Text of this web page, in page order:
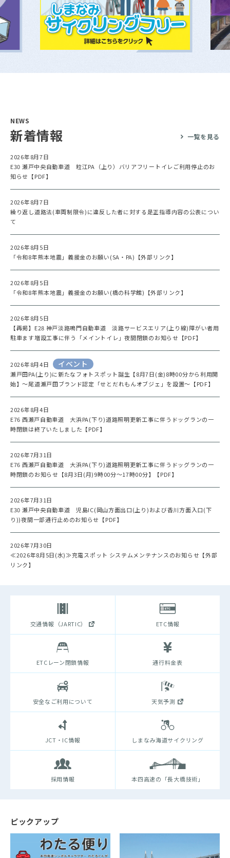
NEWS
新着情報 一覧を見る
2026年8月7日
E30 瀬戸中央自動車道 粒江PA（上り）バリアフリートイレご利用停止のお
知らせ【PDF】
2026年8月7日
繰り返し道路法(車両制限令)に違反した者に対する是正指導内容の公表につい
て
2026年8月5日
「令和8年熊本地震」義援金のお願い(SA・PA)【外部リンク】
2026年8月5日
「令和8年熊本地震」義援金のお願い(橋の科学館)【外部リンク】
2026年8月5日
【再掲】E28 神戸淡路鳴門自動車道 淡路サービスエリア(上り線)障がい者用
駐車ます増設工事に伴う「メイントイレ」夜間閉鎖のお知らせ【PDF】
2026年8月4日 イベント
瀬戸田PA(上り)に新たなフォトスポット誕生【8月7日(金)8時00分から利用開
始】～尾道瀬戸田ブランド認定「せとだれもんオブジェ」を設置～【PDF】
2026年8月4日
E76 西瀬戸自動車道 大浜PA(下り)道路照明更新工事に伴うドッグランの一
時閉鎖は終了いたしました【PDF】
2026年7月31日
E76 西瀬戸自動車道 大浜PA(下り)道路照明更新工事に伴うドッグランの一
時閉鎖のお知らせ【8月3日(月)9時00分～17時00分】【PDF】
2026年7月31日
E30 瀬戸中央自動車道 児島IC(岡山方面出口(上り)および香川方面入口(下
り))夜間一部通行止めのお知らせ【PDF】
2026年7月30日
≪2026年8月5日(水)≫充電スポット システムメンテナンスのお知らせ【外部
リンク】
交通情報（JARTIC） ETC情報
ETCレーン閉鎖情報 通行料金表
安全なご利用について 天気予測
JCT・IC情報 しまなみ海道サイクリング
採用情報 本四高速の「長大橋技術」
ピックアップ